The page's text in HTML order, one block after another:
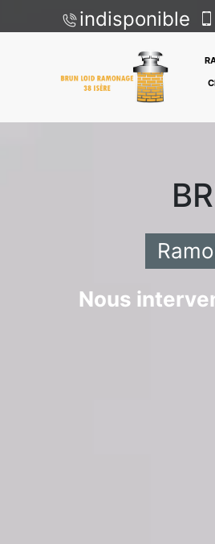
indisponible
Nous